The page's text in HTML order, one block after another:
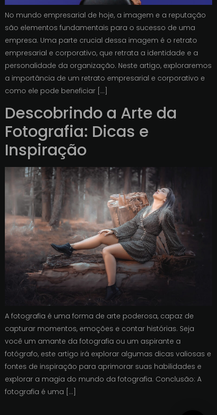
No mundo empresarial de hoje, a imagem e a reputação
são elementos fundamentais para o sucesso de uma
empresa. Uma parte crucial dessa imagem é o retrato
empresarial e corporativo, que retrata a identidade e a
personalidade da organização. Neste artigo, exploraremos
a importância de um retrato empresarial e corporativo e
como ele pode beneficiar […]
Descobrindo a Arte da
Fotografia: Dicas e
Inspiração
A fotografia é uma forma de arte poderosa, capaz de
capturar momentos, emoções e contar histórias. Seja
você um amante da fotografia ou um aspirante a
fotógrafo, este artigo irá explorar algumas dicas valiosas e
fontes de inspiração para aprimorar suas habilidades e
explorar a magia do mundo da fotografia. Conclusão: A
fotografia é uma […]